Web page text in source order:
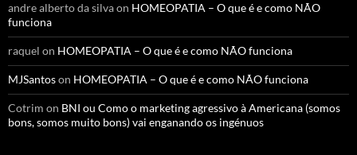
andre alberto da silvaon HOMEOPATIA – O que é e como NÃO
funciona
raquel on HOMEOPATIA – O que é e como NÃO funciona
MJSantoson HOMEOPATIA – O que é e como NÃO funciona
Cotrim on BNI ou Como o marketing agressivo à Americana (somos
bons, somos muito bons) vai enganando os ingénuos